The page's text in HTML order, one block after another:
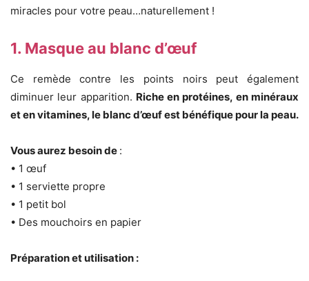
miracles pour votre peau…naturellement !
1. Masque au blanc d’œuf
Ce remède contre les points noirs peut également
diminuer leur apparition. Riche en protéines, en minéraux
et en vitamines, le blanc d’œuf est bénéfique pour la peau.
Vous aurez besoin de :
• 1 œuf
• 1 serviette propre
• 1 petit bol
• Des mouchoirs en papier
Préparation et utilisation :